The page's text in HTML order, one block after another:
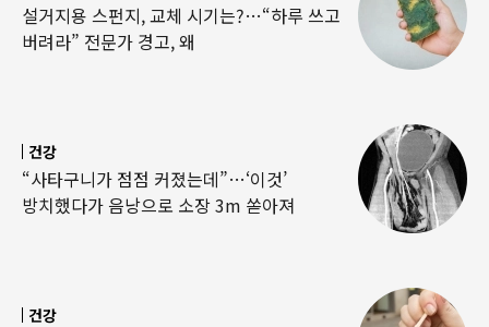
설거지용 스펀지, 교체 시기는?…“하루 쓰고
버려라” 전문가 경고, 왜
건강
“사타구니가 점점 커졌는데”…‘이것’
방치했다가 음낭으로 소장 3m 쏟아져
건강